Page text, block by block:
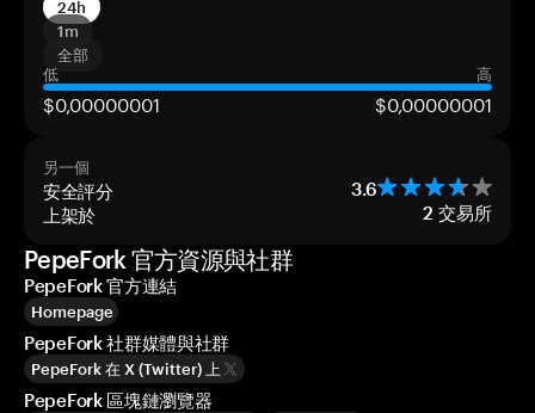
24h
1m
全部
低
高
$0,00000001 $0,00000001
另一個
安全評分 3.6
上架於 2 交易所
PepeFork 官方資源與社群
PepeFork 官方連結
Homepage
PepeFork 社群媒體與社群
PepeFork 在 X (Twitter) 上
PepeFork 區塊鏈瀏覽器